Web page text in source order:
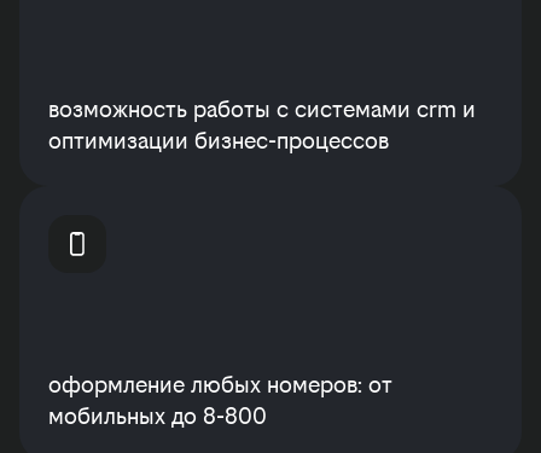
возможность работы с системами crm и
оптимизации бизнес-процессов
оформление любых номеров: от
мобильных до 8-800